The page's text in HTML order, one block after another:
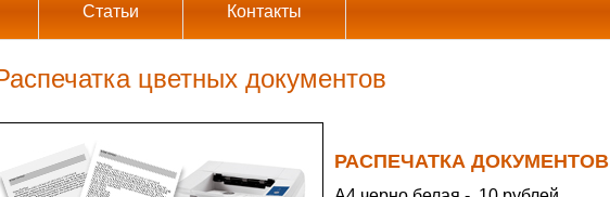
Статьи Контакты
цветных документов
РАСПЕЧАТКА ДОКУМЕНТОВ